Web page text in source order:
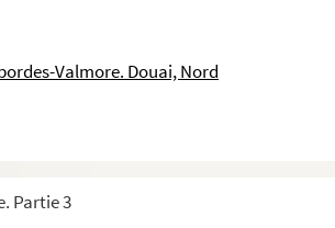
Valmore. Douai, Nord
Partie 3
Historique."